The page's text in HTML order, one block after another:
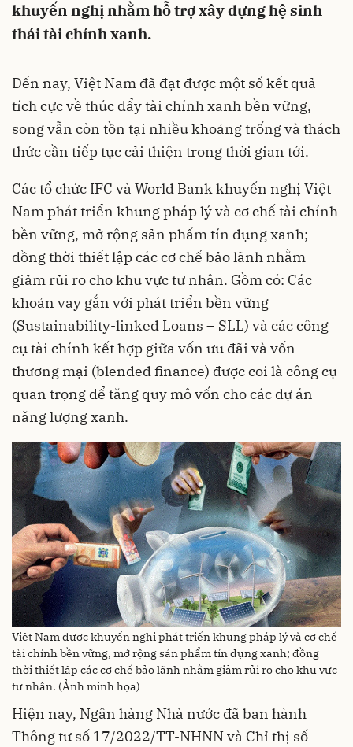
khuyến nghị nhằm hỗ trợ xây dựng hệ sinh
thái tài chính xanh.
Đến nay, Việt Nam đã đạt được một số kết quả
tích cực về thúc đẩy tài chính xanh bền vững,
song vẫn còn tồn tại nhiều khoảng trống và thách
thức cần tiếp tục cải thiện trong thời gian tới.
Các tổ chức IFC và World Bank khuyến nghị Việt
Nam phát triển khung pháp lý và cơ chế tài chính
bền vững, mở rộng sản phẩm tín dụng xanh;
đồng thời thiết lập các cơ chế bảo lãnh nhằm
giảm rủi ro cho khu vực tư nhân. Gồm có: Các
khoản vay gắn với phát triển bền vững
(Sustainability-linked Loans – SLL) và các công
cụ tài chính kết hợp giữa vốn ưu đãi và vốn
thương mại (blended finance) được coi là công cụ
quan trọng để tăng quy mô vốn cho các dự án
năng lượng xanh.
Việt Nam được khuyến nghị phát triển khung pháp lý và cơ chế
tài chính bền vững, mở rộng sản phẩm tín dụng xanh; đồng
thời thiết lập các cơ chế bảo lãnh nhằm giảm rủi ro cho khu vực
tư nhân. (Ảnh minh họa)
Hiện nay, Ngân hàng Nhà nước đã ban hành
Thông tư số 17/2022/TT-NHNN và Chỉ thị số